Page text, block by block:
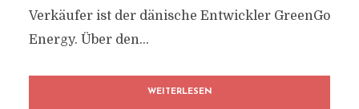
Verkäufer ist der dänische Entwickler GreenGo
Energy. Über den...
WEITERLESEN